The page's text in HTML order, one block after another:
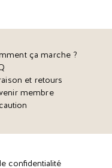
ça marche ?
et retours
membre
confidentialité